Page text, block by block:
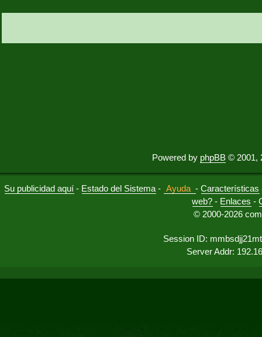
Powered by phpBB © 2001,
Su publicidad aquí - Estado del Sistema - Ayuda -Características
web? - Enlaces -
© 2000-2026
Session ID:
Server Addr: